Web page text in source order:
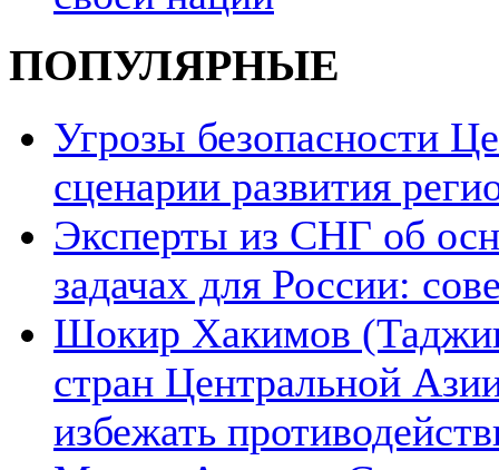
ПОПУЛЯРНЫЕ
Угрозы безопасности
сценарии развития
Эксперты из СНГ об
задачах для России:
Шокир Хакимов
стран Центральной
избежать